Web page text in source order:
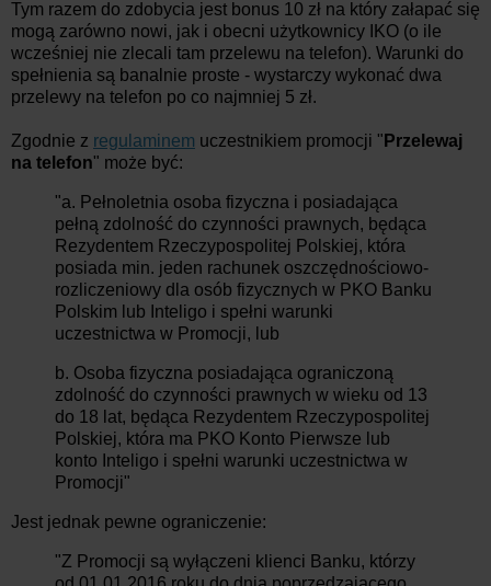
Tym razem do zdobycia jest bonus 10 zł na który załapać się
mogą zarówno nowi, jak i obecni użytkownicy IKO (o ile
wcześniej nie zlecali tam przelewu na telefon). Warunki do
spełnienia są banalnie proste - wystarczy wykonać dwa
przelewy na telefon po co najmniej 5 zł.
Zgodnie z regulaminem uczestnikiem promocji " Przelewaj
na telefon" może być:
"a. Pełnoletnia osoba fizyczna i posiadająca
pełną zdolność do czynności prawnych, będąca
Rezydentem Rzeczypospolitej Polskiej, która
posiada min. jeden rachunek oszczędnościowo-
rozliczeniowy dla osób fizycznych w PKO Banku
Polskim lub Inteligo i spełni warunki
uczestnictwa w Promocji, lub
b. Osoba fizyczna posiadająca ograniczoną
zdolność do czynności prawnych w wieku od 13
do 18 lat, będąca Rezydentem Rzeczypospolitej
Polskiej, która ma PKO Konto Pierwsze lub
konto Inteligo i spełni warunki uczestnictwa w
Promocji"
Jest jednak pewne ograniczenie:
"Z Promocji są wyłączeni klienci Banku, którzy